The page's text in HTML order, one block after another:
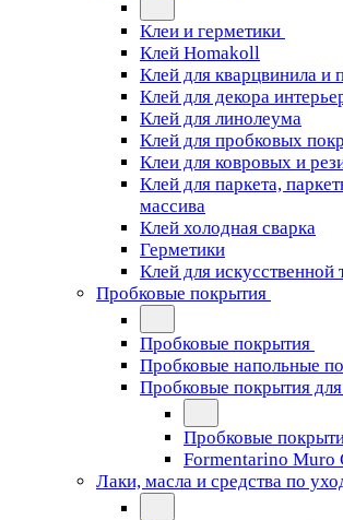
Клеи и герметики
Клей Homakoll
Клей для кварцвинила и
Клей для декора
Клей для линолеума
Клей для пробковых
Клеи для ковровых и
Клей для паркета,
массива
Клей холодная сварка
Герметики
Клей для искусственной
Пробковые покрытия
Пробковые покрытия
Пробковые напольные
Пробковые покрытия для
Пробковые
Formentarino Muro
Лаки, масла и средства по